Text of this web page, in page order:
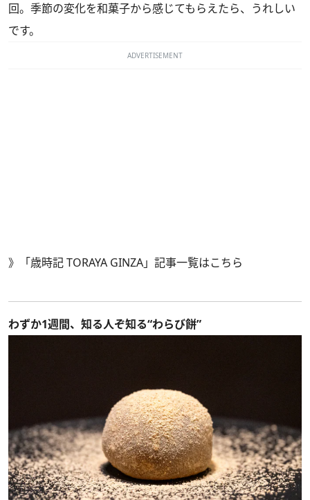
回。季節の変化を和菓子から感じてもらえたら、うれしい
です。
ADVERTISEMENT
》 「歳時記 TORAYA GINZA」記事一覧はこちら
わずか1週間、知る人ぞ知る“わらび餅”